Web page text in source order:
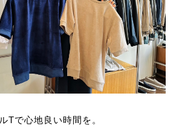
Tで心地良い時間を。